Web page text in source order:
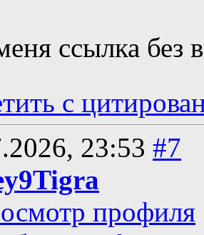
ссылка без
с
23:53 #7
профиля